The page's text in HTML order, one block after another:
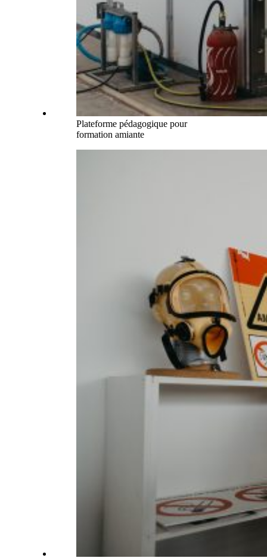
Plateforme pédagogique pour
formation amiante